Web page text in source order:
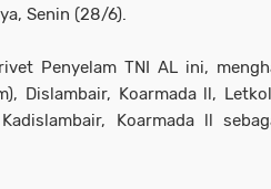
Senin (28/6).
Penyelam TNI AL ini,
Dislambair, Koarmada ll,
Koarmada ll